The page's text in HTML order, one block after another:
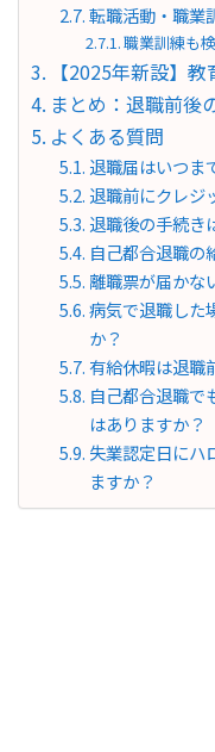
転職活動・職業
職業訓練も
【2025年新設】
まとめ：退職前後
よくある質問
退職届はいつま
退職前にクレジ
退職後の手続き
自己都合退職の
離職票が届かな
病気で退職した
か？
有給休暇は退職
自己都合退職で
はありますか？
失業認定日にハ
ますか？